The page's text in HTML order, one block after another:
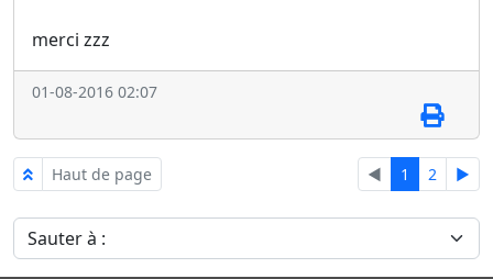
merci zzz
01-08-2016 02:07
Haut de page ◄ 1 2 ►
Sauter à :